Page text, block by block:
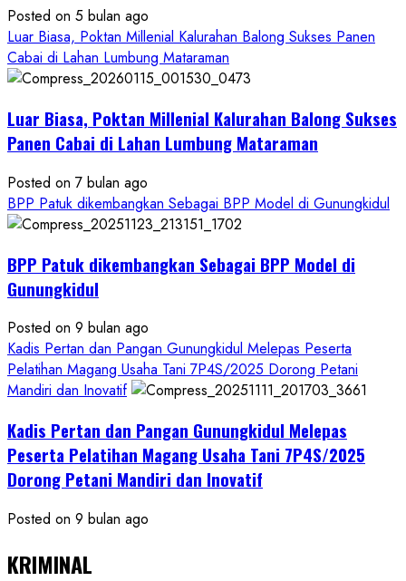
Singkong
Wujudkan
Ketahanan
Pangan
Petani
Posted on 5 bulan ago
Luar Biasa, Poktan Millenial Kalurahan Balong Sukses Panen
Cabai di Lahan Lumbung Mataraman
Luar Biasa, Poktan Millenial Kalurahan Balong Sukses
Panen Cabai di Lahan Lumbung Mataraman
Posted on 7 bulan ago
BPP Patuk dikembangkan Sebagai BPP Model di Gunungkidul
BPP Patuk dikembangkan Sebagai BPP Model di
Gunungkidul
Posted on 9 bulan ago
Kadis Pertan dan Pangan Gunungkidul Melepas Peserta
Pelatihan Magang Usaha Tani 7P4S/2025 Dorong Petani
Mandiri dan Inovatif
Kadis Pertan dan Pangan Gunungkidul Melepas
Peserta Pelatihan Magang Usaha Tani 7P4S/2025
Dorong Petani Mandiri dan Inovatif
Posted on 9 bulan ago
KRIMINAL